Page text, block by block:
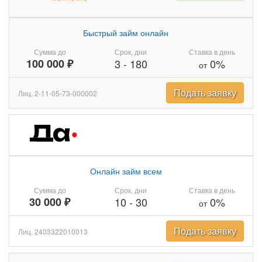
Сумма до
100 000 ₽
Быстрый займ онлайн
Срок, дни
3 - 180
Ставка в день
от0%
Лиц. 2-11-05-73-000002 Подать заявку
Сумма до
30 000 ₽
Онлайн займ всем
Срок, дни
10 - 30
Ставка в день
от0%
Лиц. 2403322010013 Подать заявку